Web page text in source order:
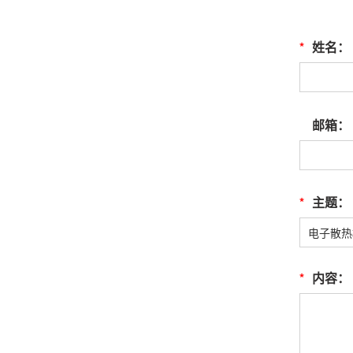
* 姓名：
邮箱：
* 主题：
* 内容：